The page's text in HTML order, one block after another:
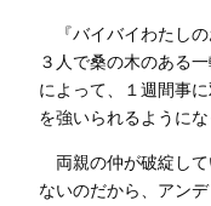
『バイバイわたし
３人で桑の木のある
によって、１週間事
を強いられるようにな
両親の仲が破綻し
ないのだから、アン